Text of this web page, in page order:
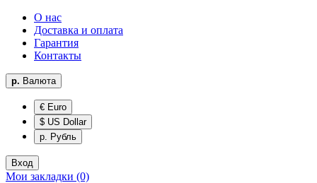
О нас
Доставка и оплата
Гарантия
Контакты
р. Валюта
€ Euro
$ US Dollar
р. Рубль
Вход
Мои закладки (0)